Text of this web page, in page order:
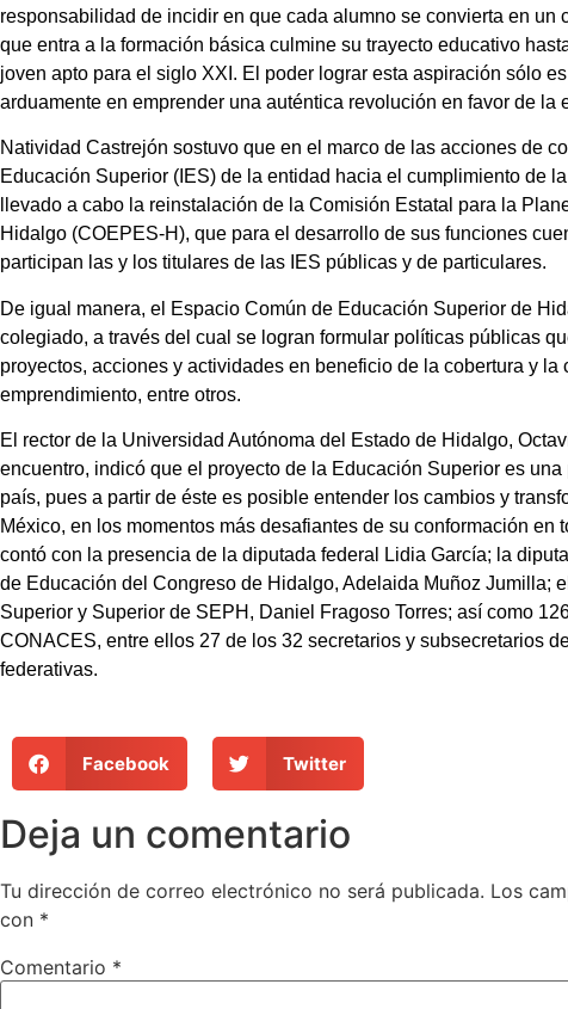
responsabilidad de incidir en que cada alumno se convierta en un
que entra a la formación básica culmine su trayecto educativo
joven apto para el siglo XXI. El poder lograr esta aspiración sólo
arduamente en emprender una auténtica revolución en favor de la
Natividad Castrejón sostuvo que en el marco de las acciones de
Educación Superior (IES) de la entidad hacia el cumplimiento de
llevado a cabo la reinstalación de la Comisión Estatal para la
Hidalgo (COEPES-H), que para el desarrollo de sus funciones
participan las y los titulares de las IES públicas y de particulares.
De igual manera, el Espacio Común de Educación Superior de
colegiado, a través del cual se logran formular políticas públicas
proyectos, acciones y actividades en beneficio de la cobertura y la
emprendimiento, entre otros.
El rector de la Universidad Autónoma del Estado de Hidalgo,
encuentro, indicó que el proyecto de la Educación Superior es
país, pues a partir de éste es posible entender los cambios y
México, en los momentos más desafiantes de su conformación en
contó con la presencia de la diputada federal Lidia García; la
de Educación del Congreso de Hidalgo, Adelaida Muñoz Jumilla;
Superior y Superior de SEPH, Daniel Fragoso Torres; así como
CONACES, entre ellos 27 de los 32 secretarios y subsecretarios
federativas.
Facebook Twitter
Deja un comentario
Tu dirección de correo electrónico no será publicada. Los
con *
Comentario *